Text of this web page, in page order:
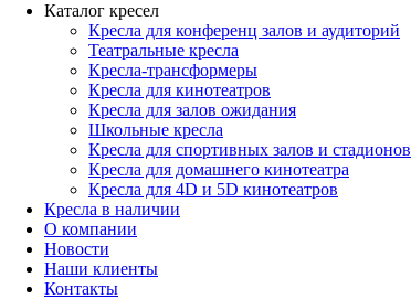
Каталог кресел
Кресла для конференц залов и аудиторий
Театральные кресла
Кресла-трансформеры
Кресла для кинотеатров
Кресла для залов ожидания
Школьные кресла
Кресла для спортивных залов и стадионов
Кресла для домашнего кинотеатра
Кресла для 4D и 5D кинотеатров
Кресла в наличии
О компании
Новости
Наши клиенты
Контакты